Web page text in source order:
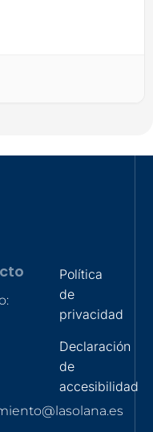
Política
de
privacidad
Declaración
de
accesibilidad